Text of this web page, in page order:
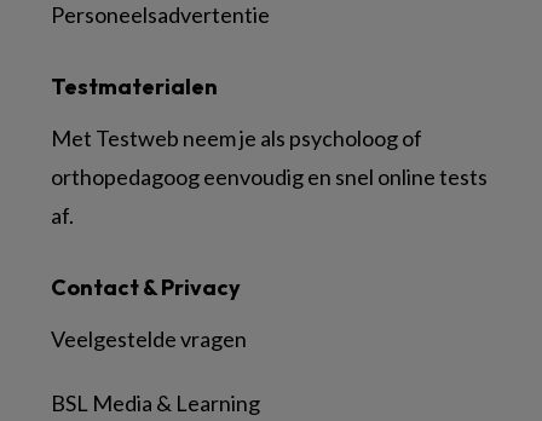
Contact & Privacy
Veelgestelde vragen
BSL Media & Learning
Testmaterialen
Met Testweb neem je als psycholoog of
orthopedagoog eenvoudig en snel online tests
af.
Personeelsadvertentie